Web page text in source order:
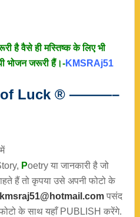
है वैसे ही मस्तिष्क के लिए भी
भोजन जरूरी हैं।-KMSRAj51
Luck ® ———–
, Poetryया जानकारी है जो
हैं तो कृपया उसे अपनी फोटो के
kmsraj51@hotmail.com पसंद
के साथ यहाँ PUBLISH करेंगे.